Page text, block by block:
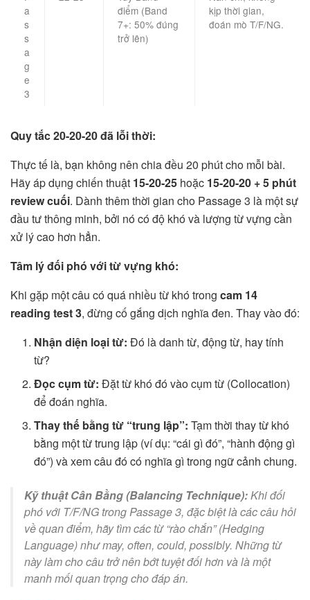
a
s
s
a
g
e
3
điểm (Band
7+: 50% đúng
trở lên)
kịp thời gian,
đoán mò T/F/NG.
Quy tắc 20-20-20 đã lỗi thời:
Thực tế là, bạn không nên chia đều 20 phút cho mỗi bài.
Hãy áp dụng chiến thuật 15-20-25 hoặc 15-20-20 + 5 phút
review cuối. Dành thêm thời gian cho Passage 3 là một sự
đầu tư thông minh, bởi nó có độ khó và lượng từ vựng cần
xử lý cao hơn hẳn.
Tâm lý đối phó với từ vựng khó:
Khi gặp một câu có quá nhiều từ khó trong cam 14
reading test 3, đừng cố gắng dịch nghĩa đen. Thay vào đó:
Nhận diện loại từ: Đó là danh từ, động từ, hay tính
từ?
Đọc cụm từ: Đặt từ khó đó vào cụm từ (Collocation)
để đoán nghĩa.
Thay thế bằng từ “trung lập”: Tạm thời thay từ khó
bằng một từ trung lập (ví dụ: “cái gì đó”, “hành động gì
đó”) và xem câu đó có nghĩa gì trong ngữ cảnh chung.
Kỹ thuật Cân Bằng (Balancing Technique):Khi đối
phó với T/F/NG trong Passage 3, đặc biệt là các câu hỏi
về quan điểm, hãy tìm các từ “rào chắn” (Hedging
Language) nhưmay, often, could, possibly. Những từ
này làm cho câu trở nên bớt tuyệt đối hơn và là một
manh mối quan trọng cho đáp án.